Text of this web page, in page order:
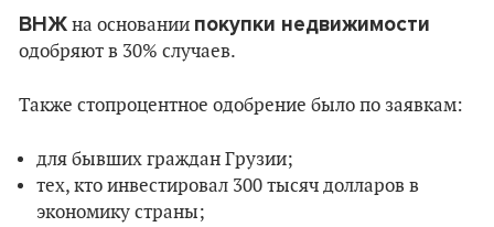
ВНЖ на основании покупки недвижимости
одобряют в 30% случаев.
Также стопроцентное одобрение было по заявкам:
для бывших граждан Грузии;
тех, кто инвестировал 300 тысяч долларов в
экономику страны;